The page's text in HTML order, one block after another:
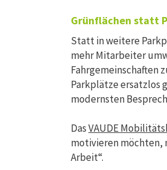
Grünflächen statt
Statt in weitere
mehr Mitarbeiter
Fahrgemeinschaften
Parkplätze ersatzlos
modernsten
DasVAUDE
motivieren möchten,
Arbeit“.